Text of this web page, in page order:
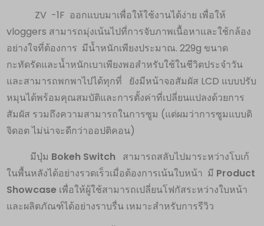
ZV -1F ออกแบบมาเพื่อให้ใช้งานได้ง่าย เพื่อให้
vloggers สามารถมุ่งเน้นไปที่การจับภาพเนื้อหาและใช้กล้อง
อย่างใจที่ต้องการ มีน้ำหนักเพียงประมาณ. 229g ขนาด
กะทัดรัดและน้ำหนักเบาเพียงพอสำหรับใช้ในชีวิตประจำวัน
และสามารถพกพาไปได้ทุกที่ ยังมีหน้าจอสัมผัส LCD แบบปรับ
หมุนได้พร้อมคุณสมบัติและการตั้งค่าที่เปลี่ยนแปลงด้วยการ
สัมผัส รวมถึงความสามารถในการซูม (แต่ผมว่าการซูมแบบดิ
จิดอต ไม่น่าจะดีกว่าออปติคอน)
มีปุ่ม Bokeh Switch สามารถสลับไปมาระหว่างโบเก้
ในพื้นหลังได้อย่างรวดเร็วเมื่อต้องการเน้นใบหน้า มี Product
Showcase เพื่อให้ผู้ใช้สามารถเปลี่ยนโฟกัสระหว่างใบหน้า
และผลิตภัณฑ์ได้อย่างราบรื่น เหมาะสำหรับการรีวิว